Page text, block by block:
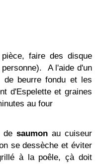
faire des disque
A l'aide d'un
de beurre fondu et les
d'Espelette et graines
au four
desaumon au cuiseur
se dessèche et éviter
à la poêle, çà doit